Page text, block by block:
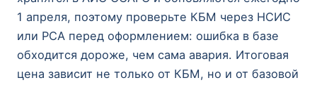
1 апреля, поэтому проверьте КБМ через НСИС
или РСА перед оформлением: ошибка в базе
обходится дороже, чем сама авария. Итоговая
цена зависит не только от КБМ, но и от базовой